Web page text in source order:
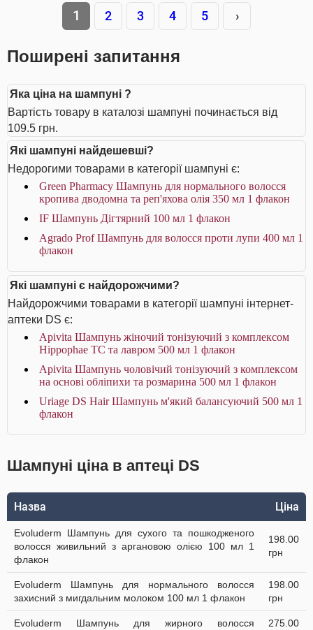
1 2 3 4 5 ›
Поширені запитання
Яка ціна на шампуні ?
Вартість товару в каталозі шампуні починається від
109.5 грн.
Які шампуні найдешевші?
Недорогими товарами в категорії шампуні є:
Green Pharmacy Шампунь для нормального волосся
кропива дводомна та реп'яхова олія 350 мл 1 флакон
IF Шампунь Дігтярний 100 мл 1 флакон
Agrado Prof Шампунь для волосся проти лупи 400 мл 1
флакон
Які шампуні є найдорожчими?
Найдорожчими товарами в категорії шампуні інтернет-
аптеки DS є:
Apivita Шампунь жіночий тонізуючий з комплексом
Hippophae TC та лавром 500 мл 1 флакон
Apivita Шампунь чоловічий тонізуючий з комплексом
на основі обліпихи та розмарина 500 мл 1 флакон
Uriage DS Hair Шампунь м'який балансуючий 500 мл 1
флакон
Шампуні ціна в аптеці DS
Назва Ціна
Evoluderm Шампунь для сухого та пошкодженого
волосся живильний з аргановою олією 100 мл 1
флакон
198.00
грн
Evoluderm Шампунь для нормального волосся
захисний з мигдальним молоком 100 мл 1 флакон
198.00
грн
Evoluderm Шампунь для жирного волосся
275.00